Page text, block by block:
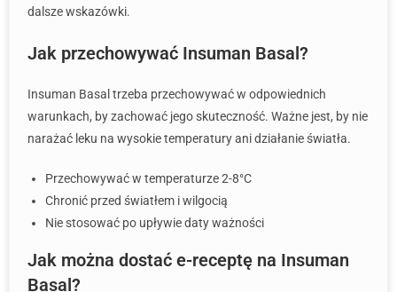
dalsze wskazówki.
Jak przechowywać Insuman Basal?
Insuman Basal trzeba przechowywać w odpowiednich
warunkach, by zachować jego skuteczność. Ważne jest, by nie
narażać leku na wysokie temperatury ani działanie światła.
Przechowywać w temperaturze 2-8°C
Chronić przed światłem i wilgocią
Nie stosować po upływie daty ważności
Jak można dostać e-receptę na Insuman
Basal?